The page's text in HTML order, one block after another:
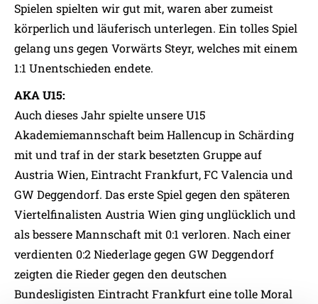
Spielen spielten wir gut mit, waren aber zumeist
körperlich und läuferisch unterlegen. Ein tolles Spiel
gelang uns gegen Vorwärts Steyr, welches mit einem
1:1 Unentschieden endete.
AKA U15:
Auch dieses Jahr spielte unsere U15
Akademiemannschaft beim Hallencup in Schärding
mit und traf in der stark besetzten Gruppe auf
Austria Wien, Eintracht Frankfurt, FC Valencia und
GW Deggendorf. Das erste Spiel gegen den späteren
Viertelfinalisten Austria Wien ging unglücklich und
als bessere Mannschaft mit 0:1 verloren. Nach einer
verdienten 0:2 Niederlage gegen GW Deggendorf
zeigten die Rieder gegen den deutschen
Bundesligisten Eintracht Frankfurt eine tolle Moral